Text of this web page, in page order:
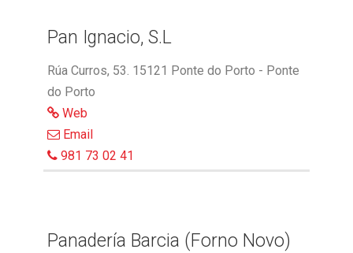
Pan Ignacio, S.L
Rúa Curros, 53. 15121 Ponte do Porto - Ponte
do Porto
Web
Email
981 73 02 41
Panadería Barcia (Forno Novo)